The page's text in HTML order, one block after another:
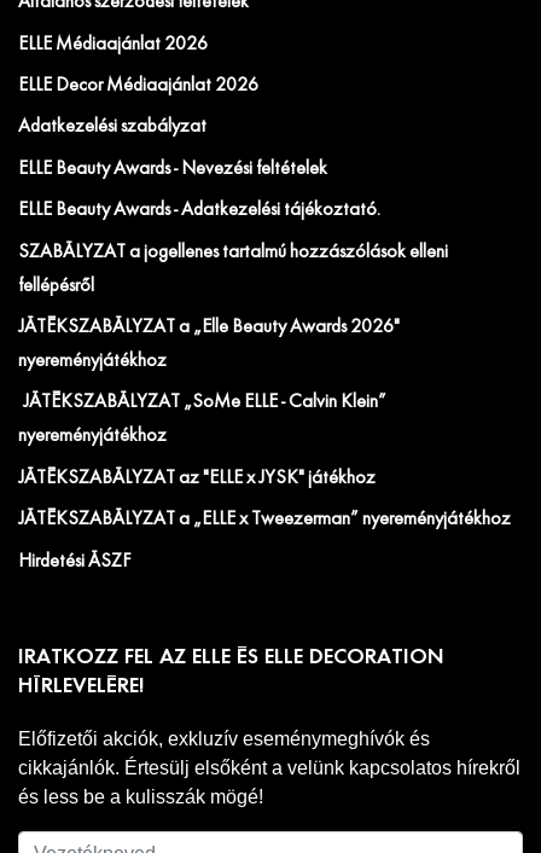
ELLE Médiaajánlat 2026
ELLE Decor Médiaajánlat 2026
Adatkezelési szabályzat
ELLE Beauty Awards - Nevezési feltételek
ELLE Beauty Awards - Adatkezelési tájékoztató.
SZABÁLYZAT a jogellenes tartalmú hozzászólások elleni
fellépésről
JÁTÉKSZABÁLYZAT a „Elle Beauty Awards 2026"
nyereményjátékhoz
JÁTÉKSZABÁLYZAT „SoMe ELLE - Calvin Klein”
nyereményjátékhoz
JÁTÉKSZABÁLYZAT az "ELLE x JYSK" játékhoz
JÁTÉKSZABÁLYZAT a „ELLE x Tweezerman” nyereményjátékhoz
Hirdetési ÁSZF
IRATKOZZ FEL AZ ELLE ÉS ELLE DECORATION
HÍRLEVELÉRE!
Előfizetői akciók, exkluzív eseménymeghívók és
cikkajánlók. Értesülj elsőként a velünk kapcsolatos hírekről
és less be a kulisszák mögé!